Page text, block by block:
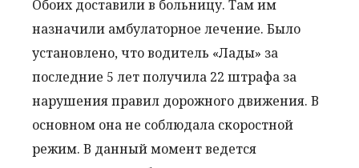
Обоих доставили в больницу. Там им
назначили амбулаторное лечение. Было
установлено, что водитель «Лады» за
последние 5 лет получила 22 штрафа за
нарушения правил дорожного движения. В
основном она не соблюдала скоростной
режим. В данный момент ведется